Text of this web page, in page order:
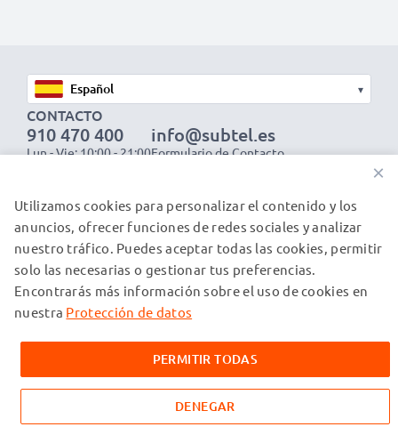
▾
CONTACTO
910 470 400
Lun - Vie: 10:00 - 21:00
info@subtel.es
Formulario de Contacto
ACERCA DE SUBTEL
Conócenos
Pago y envío
Contacto
Condiciones generales
×
Utilizamos cookies para personalizar el contenido y los
anuncios, ofrecer funciones de redes sociales y analizar
nuestro tráfico. Puedes aceptar todas las cookies, permitir
solo las necesarias o gestionar tus preferencias.
Encontrarás más información sobre el uso de cookies en
nuestra Protección de datos
PERMITIR TODAS
DENEGAR